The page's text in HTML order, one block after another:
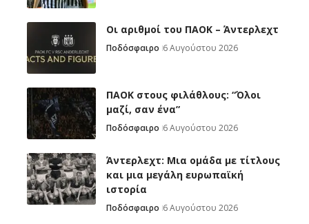
Oι αριθμοί του ΠΑΟΚ – Άντερλεχτ
Ποδόσφαιρο 6 Αυγούστου 2026
ΠΑΟΚ στους φιλάθλους: “Όλοι
μαζί, σαν ένα”
Ποδόσφαιρο 6 Αυγούστου 2026
Άντερλεχτ: Mια ομάδα με τίτλους
και μια μεγάλη ευρωπαϊκή
ιστορία
Ποδόσφαιρο 6 Αυγούστου 2026